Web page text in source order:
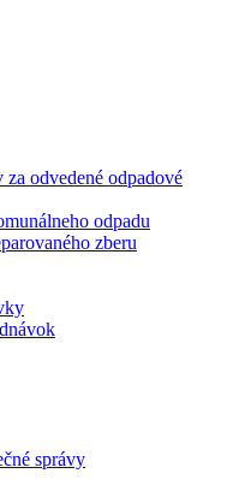
odvedené odpadové
odpadu
zberu
správy